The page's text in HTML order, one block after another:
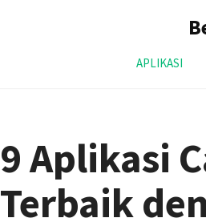
APLIKASI
9 Aplikasi
Terbaik